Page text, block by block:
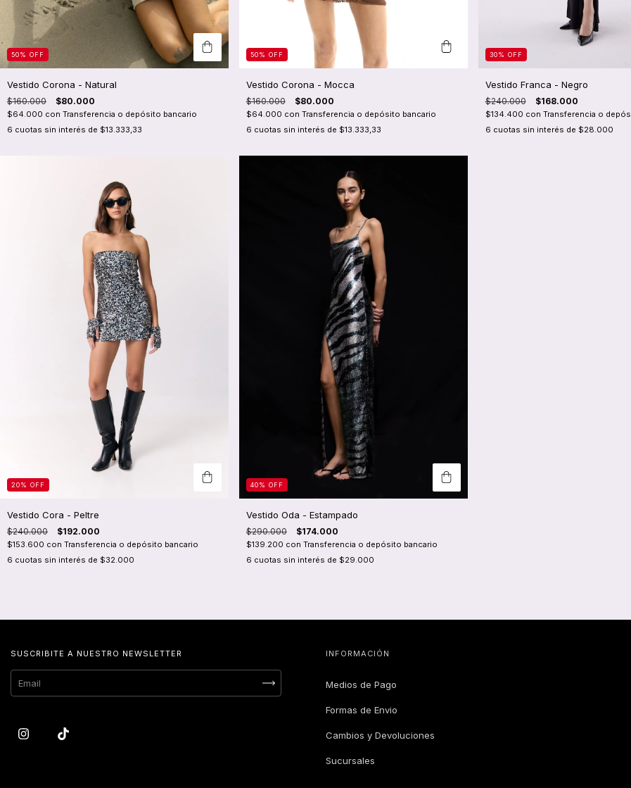
50% OFF
Vestido Corona - Natural
$160.000 $80.000
$64.000 con Transferencia o depósito bancario
6 cuotas sin interés de $13.333,33
50% OFF
Vestido Corona - Mocca
$160.000 $80.000
$64.000 con Transferencia o depósito bancario
6 cuotas sin interés de $13.333,33
30% OFF
Vestido Franca - Negro
$240.000 $168.000
$134.400 con Transferencia o
6 cuotas sin interés de $28.000
20% OFF
Vestido Cora - Peltre
$240.000 $192.000
$153.600 con Transferencia o depósito bancario
6 cuotas sin interés de $32.000
40% OFF
Vestido Oda - Estampado
$290.000 $174.000
$139.200 con Transferencia o depósito bancario
6 cuotas sin interés de $29.000
SUSCRIBITE A NUESTRO NEWSLETTER INFORMACIÓN
Medios de Pago
Formas de Envio
Cambios y Devoluciones
Sucursales